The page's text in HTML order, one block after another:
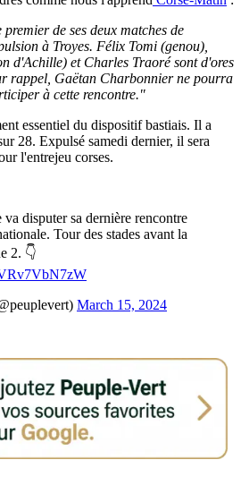
de ses deux matches de
à Troyes. Félix Tomi (genou),
d'Achille) et Charles Traoré sont d'ores
rappel, Gaëtan Charbonnier ne pourra
à cette rencontre."
essentiel du dispositif bastiais. Il a
28. Expulsé samedi dernier, il sera
l'entrejeu corses.
disputer sa dernière rencontre
Tour des stades avant la
2. 👇
March 15, 2024